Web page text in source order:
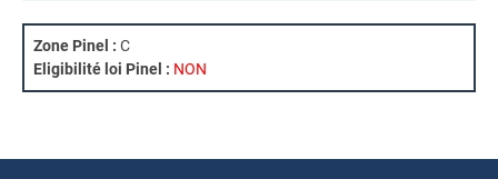
Zone Pinel : C
Eligibilité loi Pinel : NON